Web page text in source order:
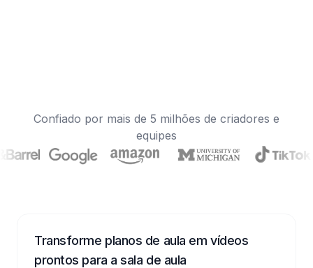
Confiado por mais de 5 milhões de criadores e
equipes
Transforme planos de aula em vídeos
prontos para a sala de aula